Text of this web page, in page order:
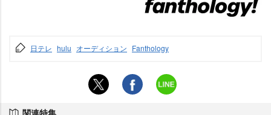
日テレ hulu オーディション Fanthology
関連特集